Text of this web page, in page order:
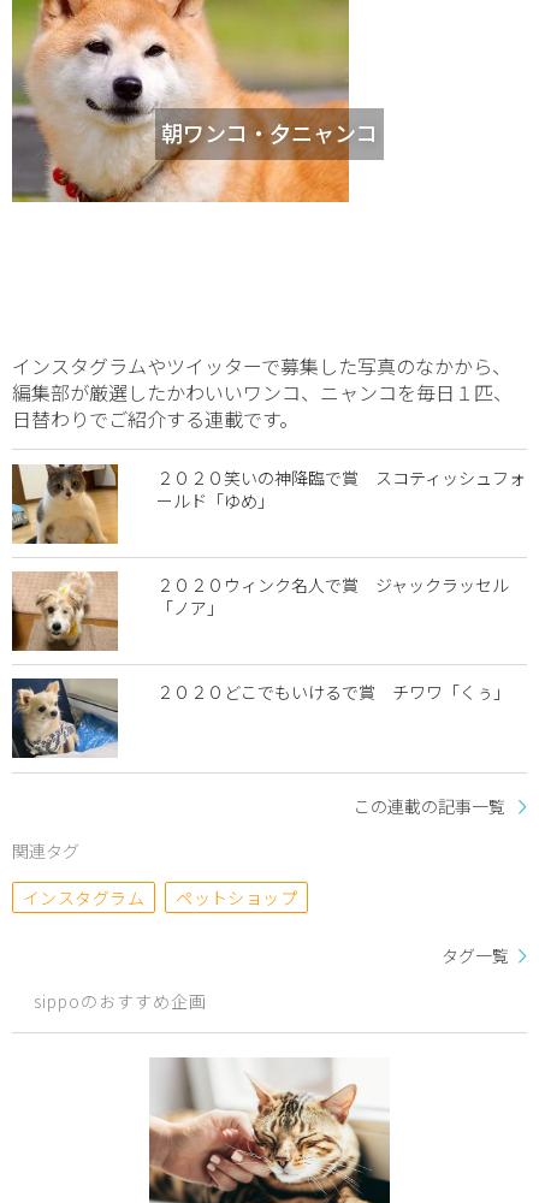
朝ワンコ・夕ニャンコ
インスタグラムやツイッターで募集した写真のなかから、
編集部が厳選したかわいいワンコ、ニャンコを毎日１匹、
日替わりでご紹介する連載です。
２０２０笑いの神降臨で賞 スコティッシュフォ
ールド「ゆめ」
２０２０ウィンク名人で賞 ジャックラッセル
「ノア」
２０２０どこでもいけるで賞 チワワ「くぅ」
この連載の記事一覧
関連タグ
インスタグラム
ペットショップ
タグ一覧
sippoのおすすめ企画